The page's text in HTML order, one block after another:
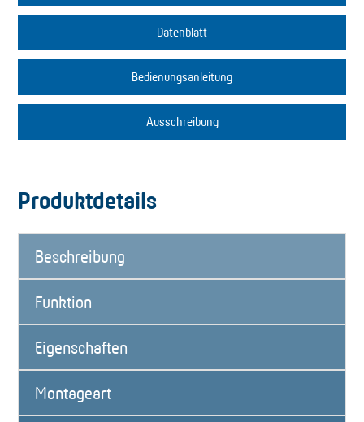
Datenblatt
Bedienungsanleitung
Ausschreibung
Produktdetails
Beschreibung
Funktion
Eigenschaften
Montageart